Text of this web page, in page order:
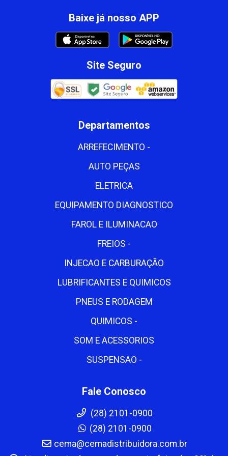
Baixe já nosso APP
Site Seguro
Departamentos
ARREFECIMENTO -
AUTO PEÇAS
ELETRICA
EQUIPAMENTO DIAGNOSTICO
FAROL E ILUMINACAO
FREIOS -
INJECAO E CARBURAÇÃO
LUBRIFICANTES E QUIMICOS
PNEUS E RODAGEM
QUIMICOS -
SOM E ACESSORIOS
SUSPENSAO -
Fale Conosco
(28) 2101-0900
(28) 2101-0900
cema@cemadistribuidora.com.br